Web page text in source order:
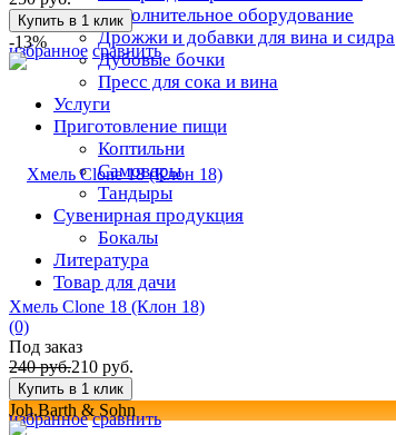
Дополнительное оборудование
Дрожжи и добавки для вина и сидра
Дубовые бочки
Пресс для сока и вина
Услуги
Приготовление пищи
Коптильни
Самовары
Тандыры
Сувенирная продукция
Бокалы
Литература
Товар для дачи
избранное сравнить
-13%
избранное сравнить
Хмель Clone 18 (Клон 18)
(0)
Под заказ
240 руб.210 руб.
Joh.Barth & Sohn